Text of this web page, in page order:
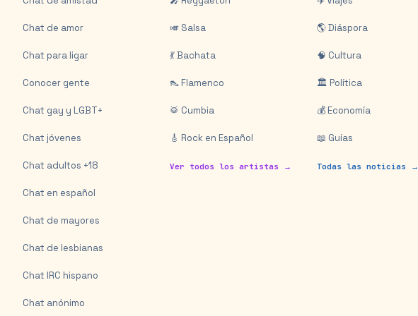
Chat de amor
Chat para ligar
Conocer gente
Chat gay y LGBT+
Chat jóvenes
Chat adultos +18
Chat en español
Chat de mayores
Chat de lesbianas
Chat IRC hispano
Chat anónimo
🎺 Salsa
💃 Bachata
👠 Flamenco
🥁 Cumbia
🎸 Rock en Español
Ver todos los artistas →
🌎 Diáspora
🧠 Cultura
🏛️ Política
💰 Economía
📖 Guías
Todas las noticias →